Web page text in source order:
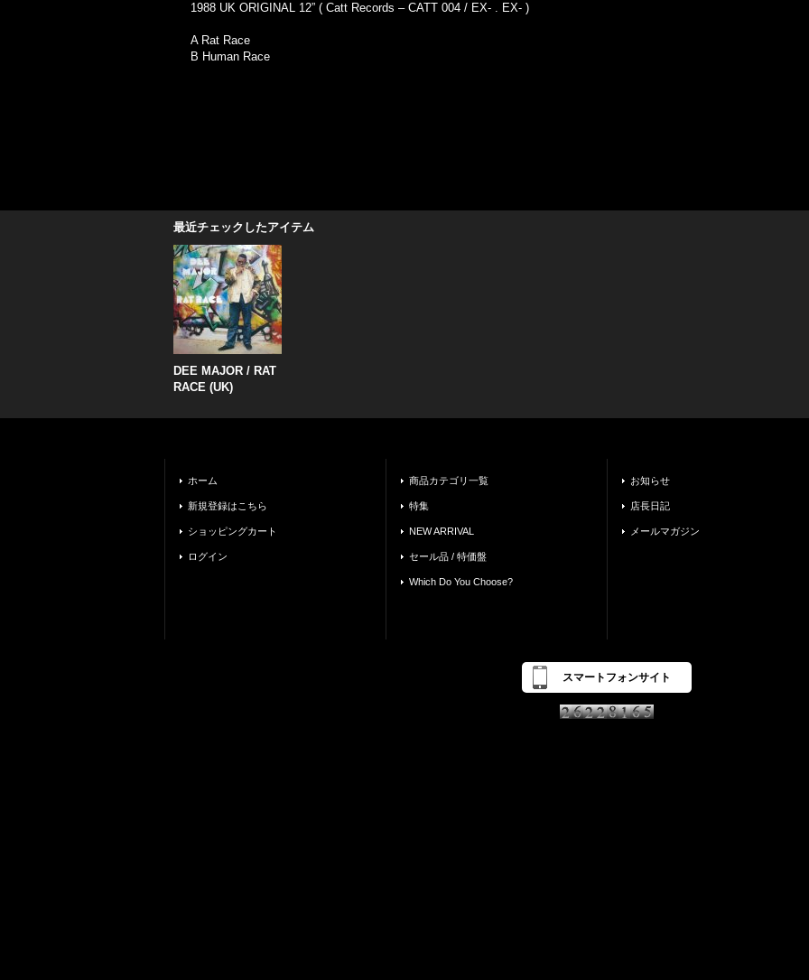
1988 UK ORIGINAL 12” ( Catt Records ‎– CATT 004 / EX- . EX- )
A Rat Race
B Human Race
最近チェックしたアイテム
DEE MAJOR ‎/ RAT
RACE (UK)
ホーム
新規登録はこちら
ショッピングカート
ログイン
商品カテゴリ一覧
特集
NEW ARRIVAL
セール品 / 特価盤
Which Do You Choose?
お知らせ
店長日記
メールマガジン
スマートフォンサイト